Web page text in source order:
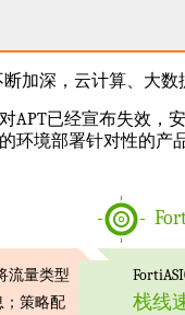
加深，云计算、大
APT已经宣布失效，
环境部署针对性的产
流量类型
；策略配
栈线